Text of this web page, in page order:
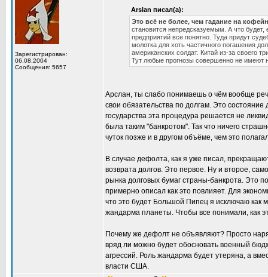
Зарегистрирован:
06.08.2004
Сообщения: 5657
Arslan писал(а):
Это всё не более, чем гадание на
становится непредсказуемым. А что
предприятий все понятно. Туда придут
молотка для хоть частичного погашения
американских солдат. Китай из-за своего
Тут любые прогнозы совершенно не имеют
Арслан, ты слабо понимаешь о чём вообще
свои обязательства по долгам. Это
государства эта процедура решается не
была таким "банкротом". Так что ничего
чуток позже и в другом объёме, чем это
В случае дефолта, как я уже писал,
возврата долгов. Это первое. Ну и второе,
рынка долговых бумаг страны-банкрота. Это
примерно описал как это повлияет. Для
что это будет Большой Пипец я исключаю как
жандарма планеты. Чтобы все понимали, как
Почему же дефолт не объявляют? Просто
вряд ли можно будет обосновать военный
агрессий. Роль жандарма будет утеряна, а
власти США.